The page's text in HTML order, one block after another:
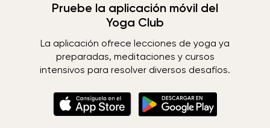
Pruebe la aplicación móvil del
Yoga Club
La aplicación ofrece lecciones de yoga ya
preparadas, meditaciones y cursos
intensivos para resolver diversos desafíos.